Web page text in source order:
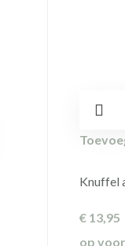
Knuffel
€13,95
op